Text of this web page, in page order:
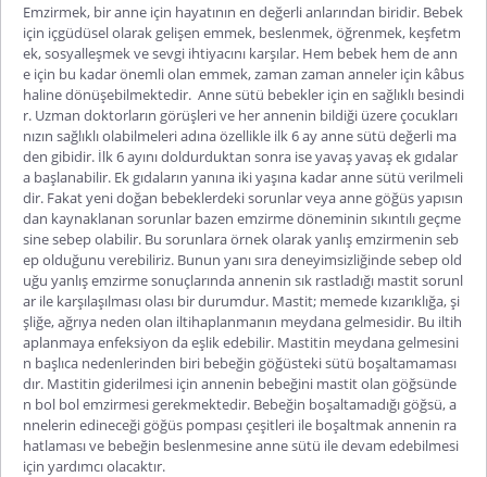
Emzirmek, bir anne için hayatının en değerli anlarından biridir. Bebek
için içgüdüsel olarak gelişen emmek, beslenmek, öğrenmek, keşfetm
ek, sosyalleşmek ve sevgi ihtiyacını karşılar. Hem bebek hem de ann
e için bu kadar önemli olan emmek, zaman zaman anneler için kâbus
haline dönüşebilmektedir. Anne sütü bebekler için en sağlıklı besindi
r. Uzman doktorların görüşleri ve her annenin bildiği üzere çocukları
nızın sağlıklı olabilmeleri adına özellikle ilk 6 ay anne sütü değerli ma
den gibidir. İlk 6 ayını doldurduktan sonra ise yavaş yavaş ek gıdalar
a başlanabilir. Ek gıdaların yanına iki yaşına kadar anne sütü verilmeli
dir. Fakat yeni doğan bebeklerdeki sorunlar veya anne göğüs yapısın
dan kaynaklanan sorunlar bazen emzirme döneminin sıkıntılı geçme
sine sebep olabilir. Bu sorunlara örnek olarak yanlış emzirmenin seb
ep olduğunu verebiliriz. Bunun yanı sıra deneyimsizliğinde sebep old
uğu yanlış emzirme sonuçlarında annenin sık rastladığı mastit sorunl
ar ile karşılaşılması olası bir durumdur. Mastit; memede kızarıklığa, şi
şliğe, ağrıya neden olan iltihaplanmanın meydana gelmesidir. Bu iltih
aplanmaya enfeksiyon da eşlik edebilir. Mastitin meydana gelmesini
n başlıca nedenlerinden biri bebeğin göğüsteki sütü boşaltamaması
dır. Mastitin giderilmesi için annenin bebeğini mastit olan göğsünde
n bol bol emzirmesi gerekmektedir. Bebeğin boşaltamadığı göğsü, a
nnelerin edineceği göğüs pompası çeşitleri ile boşaltmak annenin ra
hatlaması ve bebeğin beslenmesine anne sütü ile devam edebilmesi
için yardımcı olacaktır.